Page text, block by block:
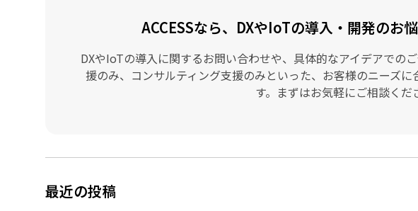
ACCESSなら、DXやIoTの導入・開発のお
DXやIoTの導入に関するお問い合わせや、具体的なアイデアでの
援のみ、コンサルティング支援のみといった、お客様のニーズ
す。まずはお気軽にご相談くだ
最近の投稿